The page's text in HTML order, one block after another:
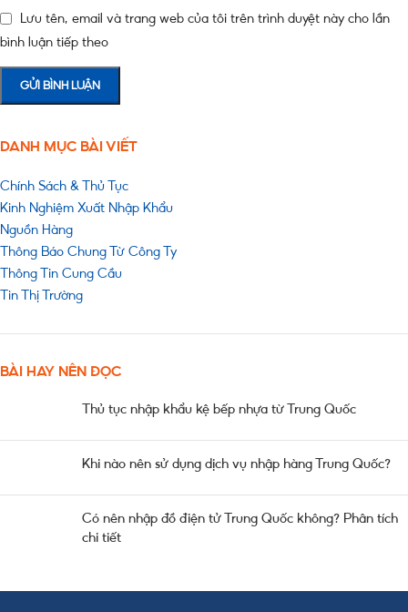
Lưu tên, email và trang web của tôi trên trình duyệt này cho lần
bình luận tiếp theo
DANH MỤC BÀI VIẾT
Chính Sách & Thủ Tục
Kinh Nghiệm Xuất Nhập Khẩu
Nguồn Hàng
Thông Báo Chung Từ Công Ty
Thông Tin Cung Cầu
Tin Thị Trường
BÀI HAY NÊN ĐỌC
Thủ tục nhập khẩu kệ bếp nhựa từ Trung Quốc
Khi nào nên sử dụng dịch vụ nhập hàng Trung Quốc?
Có nên nhập đồ điện tử Trung Quốc không? Phân tích
chi tiết